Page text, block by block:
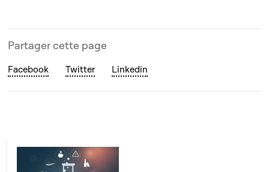
Partager cette page
Facebook Twitter Linkedin